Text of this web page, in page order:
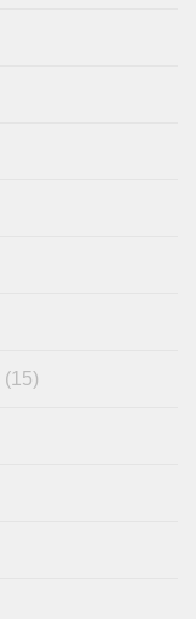
(15)